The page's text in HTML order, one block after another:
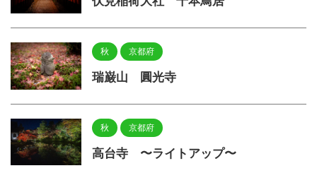
秋 京都府
瑞巌山 圓光寺
秋 京都府
高台寺 〜ライトアップ〜